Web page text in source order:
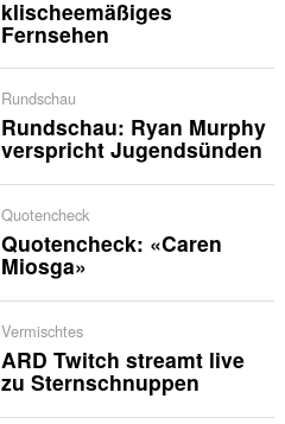
klischeemäßiges
Fernsehen
Rundschau
Rundschau: Ryan Murphy
verspricht Jugendsünden
Quotencheck
Quotencheck: «Caren
Miosga»
Vermischtes
ARD Twitch streamt live
zu Sternschnuppen